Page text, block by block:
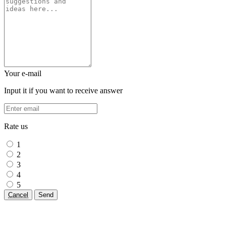
Your e-mail
Input it if you want to receive answer
Rate us
1
2
3
4
5
Cancel Send